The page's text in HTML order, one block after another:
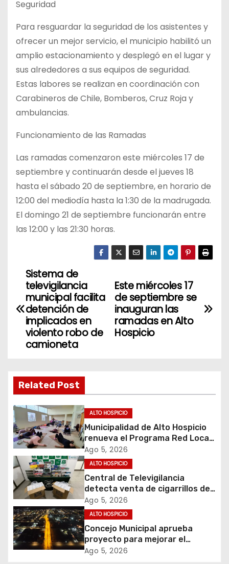
Seguridad
Para resguardar la seguridad de los asistentes y
ofrecer un mejor servicio, el municipio habilitó un
amplio estacionamiento y desplegó en el lugar y
sus alrededores a sus equipos de seguridad.
Estas labores se realizan en coordinación con
Carabineros de Chile, Bomberos, Cruz Roja y
ambulancias.
Funcionamiento de las Ramadas
Las ramadas comenzaron este miércoles 17 de
septiembre y continuarán desde el jueves 18
hasta el sábado 20 de septiembre, en horario de
12:00 del mediodía hasta la 1:30 de la madrugada.
El domingo 21 de septiembre funcionarán entre
las 12:00 y las 21:30 horas.
N
a
c
i
ó
n
d
e
e
Este miércoles 17
de septiembre se
inauguran las
ramadas en Alto
Hospicio
Sistema de
televigilancia
municipal facilita
detención de
implicados en
violento robo de
camioneta
Related Post
ALTO HOSPICIO
Municipalidad de Alto Hospicio
renueva el Programa Red Local
de Apoyos y Cuidados
Ago 5, 2026
ALTO HOSPICIO
Central de Televigilancia
detecta venta de cigarrillos de
contrabando y permite
incautación de más de 3 mil
cajetillas
Ago 5, 2026
ALTO HOSPICIO
Concejo Municipal aprueba
proyecto para mejorar el
alumbrado público del sector El
Ago 5, 2026